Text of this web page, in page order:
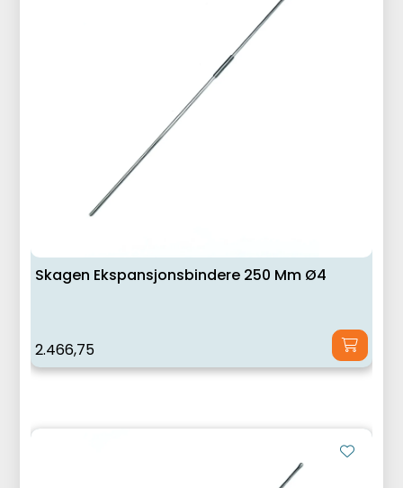
Skagen Ekspansjonsbindere 250 Mm Ø4
2.466,75